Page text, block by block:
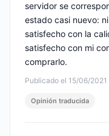
Publicado el 15/06/2021
servidor se
estado casi nuevo:
satisfecho con la
satisfecho con mi
comprarlo.
Opinión traducida